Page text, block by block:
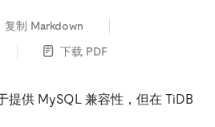
复制 Markdown
下载 PDF
提供 MySQL 兼容性，但在 TiDB